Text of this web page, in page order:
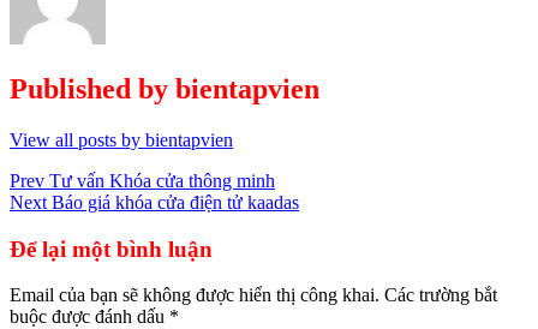
Published by bientapvien
View all posts by bientapvien
Điều
hướng
bài
viết
Prev Tư vấn Khóa cửa thông minh
Next Báo giá khóa cửa điện tử kaadas
Để lại một bình luận
Email của bạn sẽ không được hiển thị công khai. Các trường bắt
buộc được đánh dấu *